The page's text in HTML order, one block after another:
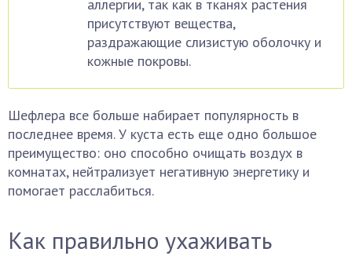
аллергии, так как в тканях растения
присутствуют вещества,
раздражающие слизистую оболочку и
кожные покровы.
Шефлера все больше набирает популярность в
последнее время. У куста есть еще одно большое
преимущество: оно способно очищать воздух в
комнатах, нейтрализует негативную энергетику и
помогает расслабиться.
Как правильно ухаживать